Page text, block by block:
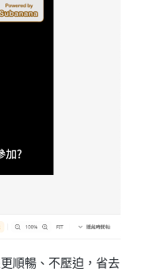
順暢、不壓迫，省去